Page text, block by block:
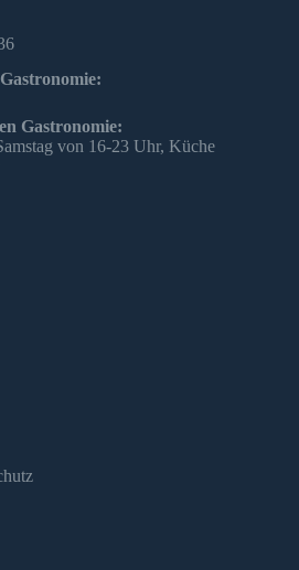
Gastronomie:
von 16-23 Uhr, Küche